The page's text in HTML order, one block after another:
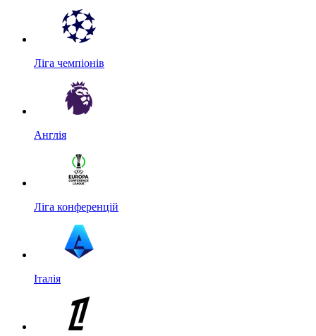
Ліга чемпіонів
Англія
Ліга конференцій
Італія